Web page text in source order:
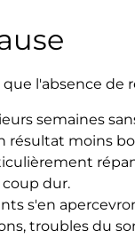
l'absence de
semaines
résultat moins
dur.
s'en
troubles du